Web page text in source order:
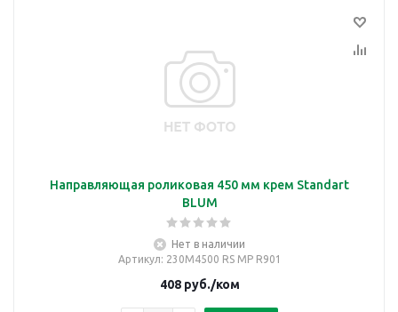
Направляющая роликовая 450 мм крем Standart
BLUM
Нет в наличии
Артикул: 230М4500 RS MP R901
408руб./ком